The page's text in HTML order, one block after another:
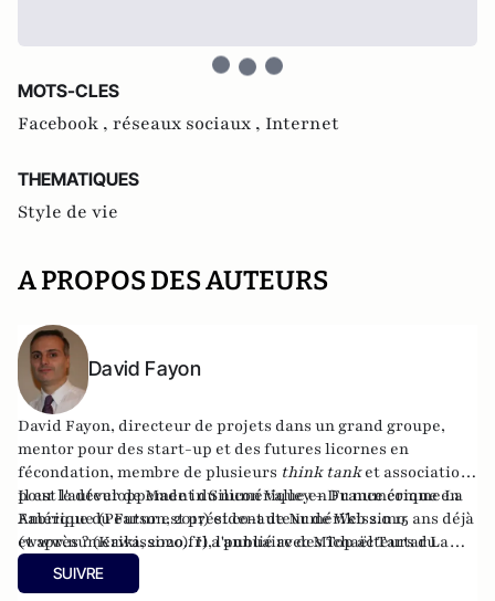
MOTS-CLES
Facebook , réseaux sociaux , Internet
THEMATIQUES
Style de vie
A PROPOS DES AUTEURS
David Fayon
David Fayon, directeur de projets dans un grand groupe,
mentor pour des start-up et des futures licornes en
fécondation, membre de plusieurs think tanket associations
pour le développement du numérique en France comme La
Fabrique du Futur est président de Numérikissimo
(www.numerikissimo.fr), l'annuaire des Top acteurs du
numérique.
Il est l'auteur deMade in Silicon Valley – Du numérique en
Amérique(Pearson, 2017) et co-auteur deWeb 2.0 15 ans déjà
et après ?(Kawa, 2020). Il a publié avec Michaël TartarLa
Transformation digitale pour tous !
réseaux sociaux
SUIVRE